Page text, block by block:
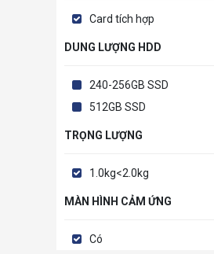
Card tích hợp
DUNG LƯỢNG HDD
240-256GB SSD
512GB SSD
TRỌNG LƯỢNG
1.0kg<2.0kg
MÀN HÌNH CẢM ỨNG
Có